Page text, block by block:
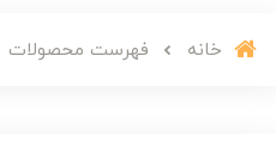
خانه فهرست محصولات